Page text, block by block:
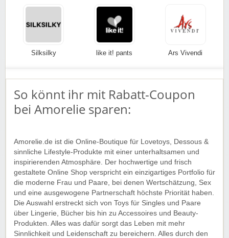
Silksilky like it! pants Ars Vivendi
So könnt ihr mit Rabatt-Coupon
bei Amorelie sparen:
Amorelie.de ist die Online-Boutique für Lovetoys, Dessous &
sinnliche Lifestyle-Produkte mit einer unterhaltsamen und
inspirierenden Atmosphäre. Der hochwertige und frisch
gestaltete Online Shop verspricht ein einzigartiges Portfolio für
die moderne Frau und Paare, bei denen Wertschätzung, Sex
und eine ausgewogene Partnerschaft höchste Priorität haben.
Die Auswahl erstreckt sich von Toys für Singles und Paare
über Lingerie, Bücher bis hin zu Accessoires und Beauty-
Produkten. Alles was dafür sorgt das Leben mit mehr
Sinnlichkeit und Leidenschaft zu bereichern. Alles durch den